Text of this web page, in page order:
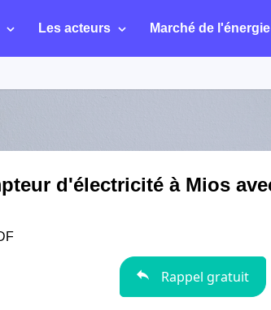
Les acteurs Marché de l'énergie